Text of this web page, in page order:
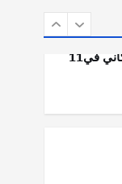
مكتب الإحصاءات الأسترالي (ABS)
يجري عملية التعداد السكاني في11